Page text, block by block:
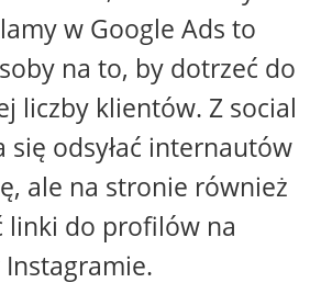
w Google Ads to
na to, by dotrzeć do
liczby klientów. Z social
się odsyłać internautów
ale na stronie również
linki do profilów na
Instagramie.